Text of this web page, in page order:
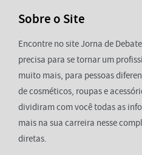
Sobre o Site
Encontre no site Jorna de
precisa para se tornar um
muito mais, para pessoas
de cosméticos, roupas e
dividiram com você todas as
mais na sua carreira nesse
diretas.